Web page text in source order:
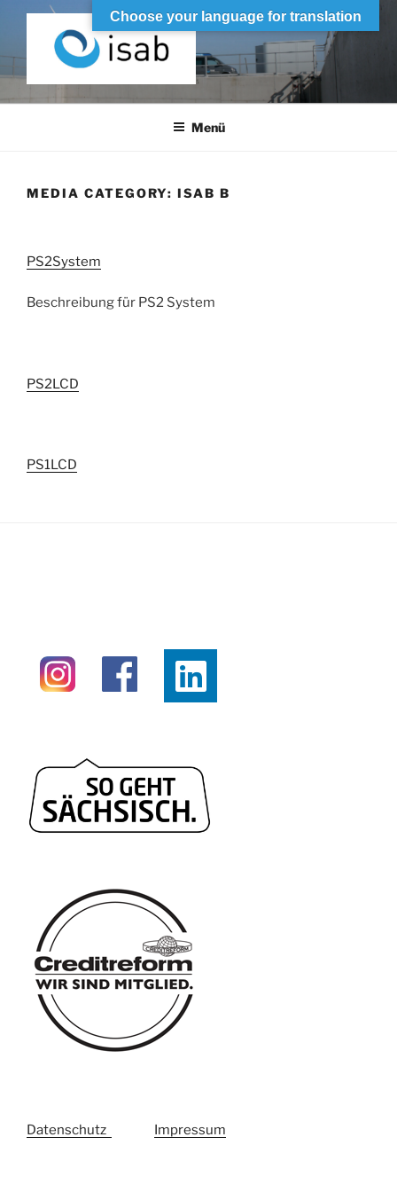
Zum
springen
ISAB
Industrieller Schaltanlagenbau
Menü
MEDIA CATEGORY: ISAB B
PS2System
Beschreibung für PS2 System
PS2LCD
PS1LCD
Datenschutz Impressum
Choose your language for translation